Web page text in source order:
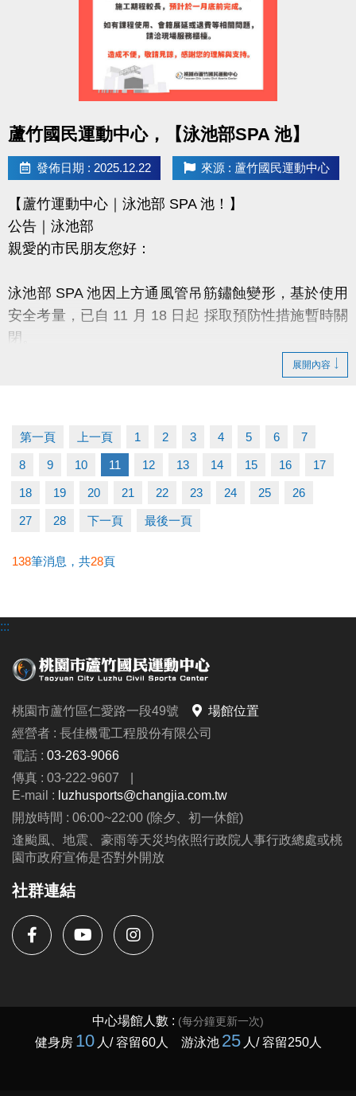
6.其它注意事項，以長租條約及現場之規範為準。
7.壁球場長租請至球館部洽詢 03-2639066#115/116
有任何問題歡迎來電詢問
洽詢專線：03-2639066 #115/116 (客服部)
桃園市蘆竹國民運動中心
https://www.lzsports.com.tw/zh_TW/news/pageID/1/
FB : 桃園市蘆竹國民運動中心
IG : @luzhusports
蘆竹國民運動中心，【泳池部SPA 池】
發佈日期 : 2025.12.22 來源 : 蘆竹國民運動中心
【蘆竹運動中心｜泳池部 SPA 池！】
公告｜泳池部
親愛的市民朋友您好：
泳池部 SPA 池因上方通風管吊筋鏽蝕變形，基於使用
安全考量，已自 11 月 18 日起 採取預防性措施暫時關
閉。
為提供市民安全、友善的運動環境，中心配合泳池歲
因工程涉及高空作業，須安排備料及施工，施工期程
較長，預計於 一月底前完成。
如有課程使用、會籍展延或退費等相關問題，請洽現
有任何問題歡迎來電詢問
桃園市蘆竹國民運動中心
https://www.lzsports.com.tw/zh_TW/news/pageID/1/
FB : 桃園市蘆竹國民運動中心
IG : @luzhusports
展開內容
第一頁 上一頁 1 2 3 4 5 6 7
8 9 10 11 12 13 14 15 16 17
18 19 20 21 22 23 24 25 26
27 28 下一頁 最後一頁
138筆消息，共28頁
:::
桃園市蘆竹區仁愛路一段49號
場館位置
經營者 : 長佳機電工程股份有限公司
電話 : 03-263-9066
傳真 : 03-222-9607
|
E-mail : luzhusports@changjia.com.tw
開放時間 : 06:00~22:00 (除夕、初一休館)
逢颱風、地震、豪雨等天災均依照行政院人事行政總處或桃
園市政府宣佈是否對外開放
社群連結